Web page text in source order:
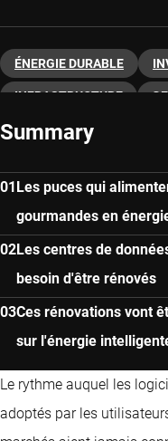
ÉNERGIE DURABLE
INFRASTRUCTURE
Summary
Les puces qui
gourmandes en
Les centres de
besoin d'être rénovés
Ces rénovations vont
sur l'énergie
Le rythme auquel les
adoptés par les